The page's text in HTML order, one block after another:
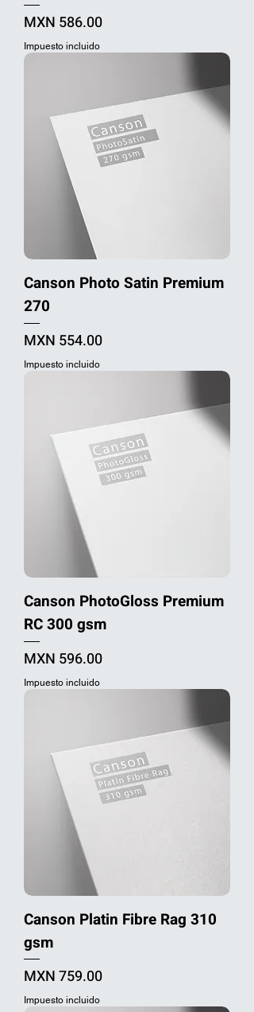
Precio
MXN 586.00
Impuesto incluido
Canson Photo Satin Premium
270
Precio
MXN 554.00
Impuesto incluido
Canson PhotoGloss Premium
RC 300 gsm
Precio
MXN 596.00
Impuesto incluido
Canson Platin Fibre Rag 310
gsm
Precio
MXN 759.00
Impuesto incluido